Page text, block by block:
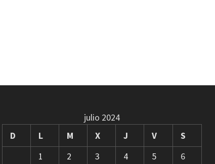
julio 2024
D
L M X J V
S
1
2 3 4 5
6